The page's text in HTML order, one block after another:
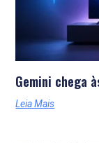
Gemini chega
Leia Mais